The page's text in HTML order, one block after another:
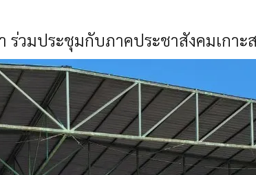
กิจสังคมกฎหมายและการปกครอง เพื่อให้เกิดการพัฒนาที่
วมประชุมกับภาคประชาสังคมเกาะ